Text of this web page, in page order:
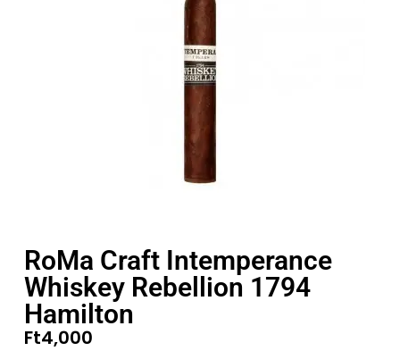
RoMa Craft Intemperance
Whiskey Rebellion 1794
Hamilton
Ft4,000